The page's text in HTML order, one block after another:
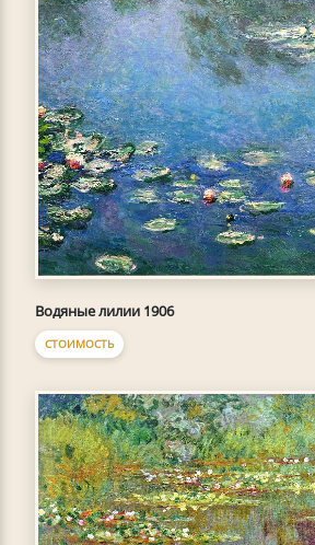
Водяные лилии 1906
СТОИМОСТЬ